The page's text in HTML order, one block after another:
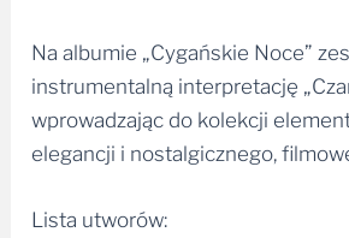
Na albumie „Cygańskie Noce”
instrumentalną interpretację
wprowadzając do kolekcji
elegancji i nostalgicznego,
Lista utworów: